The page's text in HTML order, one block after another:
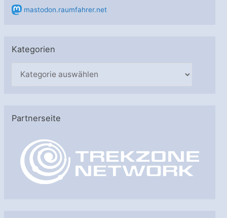
mastodon.raumfahrer.net
Kategorien
g
Partnerseite